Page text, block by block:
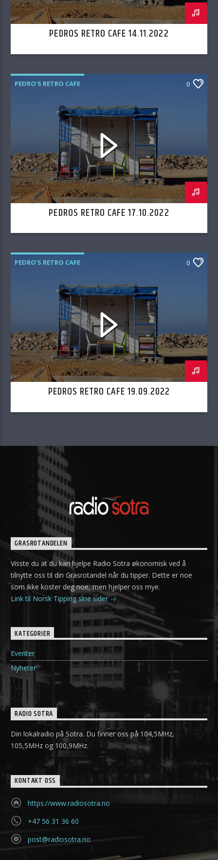
PEDROS RETRO CAFE 14.11.2022
PEDRO'S RETRO CAFE 0
PEDROS RETRO CAFE 17.10.2022
PEDRO'S RETRO CAFE 0
PEDROS RETRO CAFE 19.09.2022
GRASROTANDELEN
Visste du at du kan hjelpe Radio Sotra økonomisk ved å
tilnytte oss til din Grasrotandel når du tipper. Dette er noe
som ikke koster deg noe, men hjelper oss mye.
Link til Norsk Tipping sine sider
KATEGORIER
Eventer
Nyheter
RADIO SOTRA
Din lokalradio på Sotra. Du finner oss på 104,5MHz,
105,5MHz og 100,9MHz.
KONTAKT OSS
https://www.radiosotra.no
+47 56 31 36 60
post@radiosotra.no